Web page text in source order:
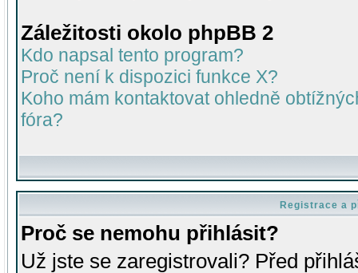
Záležitosti okolo phpBB 2
Kdo napsal tento program?
Proč není k dispozici funkce X?
Koho mám kontaktovat ohledně
fóra?
Registrace a
Proč se nemohu přihlásit?
Už jste se zaregistrovali? Před